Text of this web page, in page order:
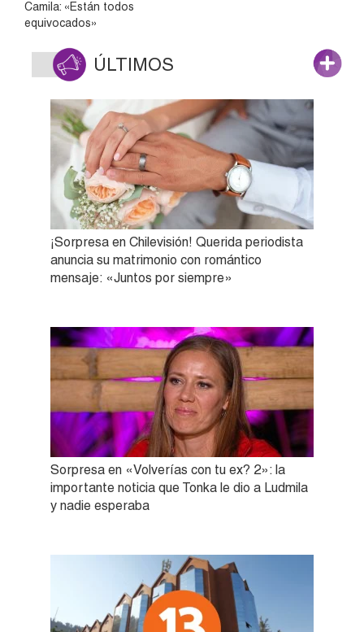
Camila: «Están todos
equivocados»
ÚLTIMOS
¡Sorpresa en Chilevisión! Querida periodista
anuncia su matrimonio con romántico
mensaje: «Juntos por siempre»
Sorpresa en «Volverías con tu ex? 2»: la
importante noticia que Tonka le dio a Ludmila
y nadie esperaba